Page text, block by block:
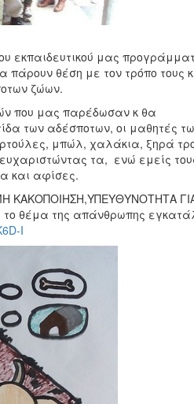
εκπαιδευτικού μας
θέση με τον τρόπο τους
ζώων.
που μας παρέδωσαν κ θα
των αδέσποτων, οι μαθητές
μπώλ, χαλάκια, ξηρά
τα, ενώ εμείς
και αφίσες.
ΚΑΚΟΠΟΙΗΣΗ,ΥΠΕΥΘΥΝΟΤΗΤΑ
το θέμα της απάνθρωπης
I